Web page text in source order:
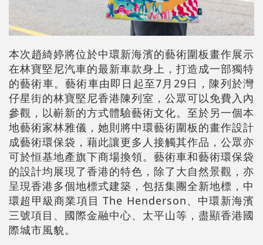
本次趙綺婷將位於中環新海濱的藝術圍板畫作展示
在林寶堅尼汽車的最新車款身上，打造成一部獨特
的藝術車。藝術車由即日起至7月29日，陳列於灣
仔星街的林寶堅尼香港陳列室，公眾可以免費入內
參觀，以嶄新的方式體驗藝術文化。至於另一個本
地藝術家林雅儀，她則將中環藝術圍板的畫作設計
成藝術環保袋，藉此讓更多人接觸其作品，公眾亦
可於恒基地產旗下商場換領。藝術車和藝術環保袋
的設計均展現了香港的特色，除了大自然景觀，亦
呈現香港多個地標式建築，包括集團全新地標，中
環超甲級商業項目 The Henderson、中環新海濱
三號項目、國際金融中心、太平山等，盡顯香港國
際城市風貌。